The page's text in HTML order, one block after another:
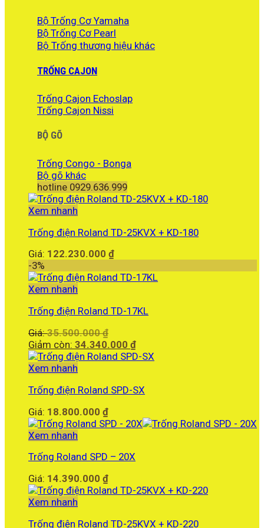
Bộ Trống Cơ Yamaha
Bộ Trống Cơ Pearl
Bộ Trống thương hiệu khác
TRỐNG CAJON
Trống Cajon Echoslap
Trống Cajon Nissi
BỘ GÕ
Trống Congo - Bonga
Bộ gõ khác
hotline 0929.636.999
Xem nhanh
Trống điện Roland TD-25KVX + KD-180
Giá: 122.230.000 ₫
-3%
Xem nhanh
Trống điện Roland TD-17KL
Giá:35.500.000₫
gốc
là:
Giảm còn: 34.340.000 ₫Giá
hiện
34.340.000 ₫.
Xem nhanh
Trống điện Roland SPD-SX
Giá: 18.800.000 ₫
Xem nhanh
Trống Roland SPD – 20X
Giá: 14.390.000 ₫
Xem nhanh
Trống điện Roland TD-25KVX + KD-220